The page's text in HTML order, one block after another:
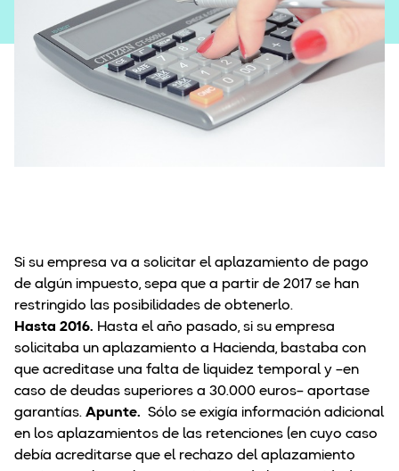
Concurso de Acreedores
Si su empresa va a solicitar el aplazamiento de pago
de algún impuesto, sepa que a partir de 2017 se han
restringido las posibilidades de obtenerlo.
Hasta 2016. Hasta el año pasado, si su empresa
solicitaba un aplazamiento a Hacienda, bastaba con
que acreditase una falta de liquidez temporal y –en
caso de deudas superiores a 30.000 euros– aportase
garantías. Apunte. Sólo se exigía información adicional
en los aplazamientos de las retenciones (en cuyo caso
debía acreditarse que el rechazo del aplazamiento